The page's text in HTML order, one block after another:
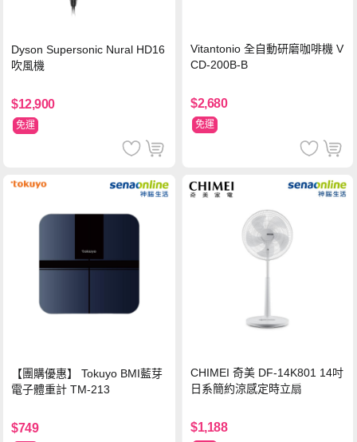
Dyson Supersonic Nural HD16
吹風機
$12,900
免運
Vitantonio 全自動研磨咖啡機 V
CD-200B-B
$2,680
免運
【團購優惠】 Tokuyo BMI藍芽
電子體重計 TM-213
$749
CHIMEI 奇美 DF-14K801 14吋
日系簡約涼感定時立扇
$1,188